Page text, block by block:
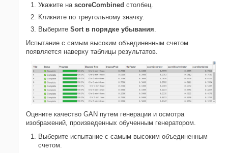
Укажите на scoreCombined столбец.
Кликните по треугольному значку.
Выберите Sort в порядке убывания
Испытание с самым высоким объединенным счетом
появляется наверху таблицы результатов.
Оцените качество GAN путем генерации и осмотра
изображений, произведенных обученным генератором.
Выберите испытание с самым высоким объединенным
счетом.